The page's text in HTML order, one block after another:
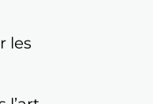
les